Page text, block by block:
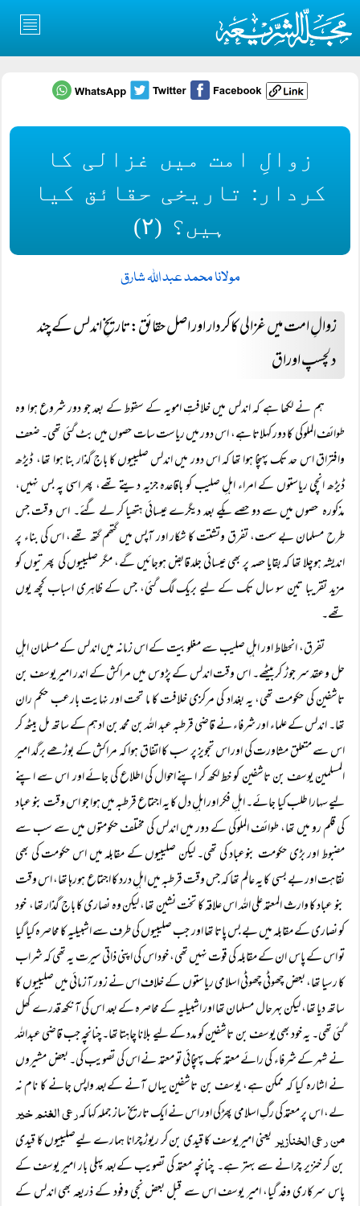
زوالِ امت میں غزالی کا
کردار: تاریخی حقائق کیا
ہیں؟ (۲)
مولانا محمد عبد اللہ شارق
زوالِ امت میں غزالی کاکردار اور اصل حقائق: تاریخِ اندلس کے چند
دلچسپ اوراق
ہم نے لکھا ہے کہ اندلس میں خلافتِ امویہ کے سقوط کے بعد جو دور شروع ہوا وہ
طوائف الملوکی کا دور کہلاتا ہے، اس دور میں ریاست سات حصوں میں بٹ گئی تھی۔ ضعف
وافتراق اس حد تک پہنچا ہوا تھا کہ اس دور میں اندلس صلیبیوں کا باج گذار بنا ہوا تھا، ڈیڑھ
ڈیڑھ انچی ریاستوں کے امراء اہلِ صلیب کو باقاعدہ جزیہ دیتے تھے، پھر اسی پہ بس نہیں،
مذکورہ حصوں میں سے دو حصے یکے بعد دیگرے عیسائی ہتھیا کر لے گئے۔ اس وقت جس
طرح مسلمان بے سمت، تفرق وتشتت کا شکار اور آپس میں گتھم گتھ تھے، اس کی بناء پر
اندیشہ ہوچلا تھا کہ بقایا حصہ پر بھی عیسائی جلد قابض ہوجائیں گے، مگر صلیبیوں کی پھرتیوں کو
مزید تقریبا تین سو سال تک کے لیے بریک لگ گئی، جس کے ظاہری اسباب کچھ یوں
تھے۔
تفرق، انحطاط اور اہلِ صلیب سے مغلوبیت کے اس زمانہ میں اندلس کے مسلمان اہلِ
حل وعقد سر جوڑ کر بیٹھے۔ اس وقت اندلس کے پڑوس میں مراکش کے اندر امیر یوسف بن
تاشفین کی حکومت تھی، یہ بغداد کی مرکزی خلافت کا ما تحت اور نہایت بارعب حکم ران
تھا۔ اندلس کے علماء اور شرفاء نے قاضی قرطبہ عبد اللہ بن محمد بن ادہم کے ساتھ مل بیٹھ کر
اس سے متعلق مشاورت کی اور اس تجویز پر سب کا اتفاق ہوا کہ مراکش کے بوڑھے برگد امیر
المسلمین یوسف بن تاشفین کو خط لکھ کر اپنے احوال کی اطلاع کی جائے اور اس سے اپنے
لیے سہارا طلب کیا جائے۔ اہلِ فکر اور اہلِ دل کا یہ اجتماع قرطبہ میں ہوا جو اس وقت بنو عباد
کی قلم رو میں تھا، طوائف الملوکی کے دور میں اندلس کی مختلف حکومتوں میں سے سب سے
مضبوط اور بڑی حکومت بنوعباد کی تھی۔ لیکن صلیبیوں کے مقابلہ میں اس حکومت کی بھی
نقاہت اور بے بسی کا یہ عالم تھا کہ جس وقت قرطبہ میں اہلِ درد کا اجتماع ہورہا تھا، اس وقت
بنو عباد کا وارث المعتمد علی اللہ اس علاقہ کا تخت نشین تھا، لیکن وہ نصاری کا باج گذار تھا، خود
کو نصاری کے مقابلہ میں بے بس پاتا تھا اور جب صلیبیوں کی طرف سے اشبیلیہ کا محاصرہ کیا گیا
تو اس کے پاس ان کے مقابلہ کی قوت نہیں تھی، خود اس کی اپنی ذاتی سیرت یہ تھی کہ شراب
کا رسیا تھا، بعض چھوٹی چھوٹی اسلامی ریاستوں کے خلاف اس نے زور آزمائی میں صلیبیوں کا
ساتھ دیا تھا، لیکن بہرحال مسلمان تھا اور اشبیلیہ کے محاصرہ کے بعد اس کی آنکھ قدرے کھل
گئی تھی۔ یہ خود بھی یوسف بن تاشفین کو مدد کے لیے بلانا چاہتا تھا۔ چنانچہ جب قاضی عبداللہ
نے شہر کے شرفاء کی رائے معتمد تک پہنچائی تو معتمد نے اس کی تصویب کی۔ بعض مشیروں
نے اشارہ کیا کہ ممکن ہے، یوسف بن تاشفین یہاں آنے کےبعد واپس جانے کا نام نہ
لے، اس پر معتمد کی رگِ اسلامی پھڑکی اور اس نے ایک تاریخ ساز جملہ کہا کہرعی الغنم خیر
من رعی الخنازیر یعنی امیر یوسف کا قیدی بن کر ریوڑ چرانا ہمارے لیےصلیبیوں کا قیدی
بن کر خنزیر چرانے سے بہتر ہے۔ چنانچہ معتمد کی تصویب کےبعد پہلی بار امیر یوسف کے
پاس سرکاری وفد گیا، امیر یوسف اس سے قبل بعض نجی وفود کے ذریعہ بھی اندلس کے